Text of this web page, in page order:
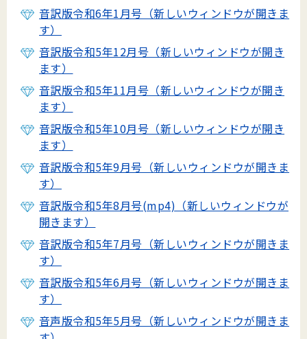
音訳版令和6年1月号（新しいウィンドウが開きま
す）
音訳版令和5年12月号（新しいウィンドウが開き
ます）
音訳版令和5年11月号（新しいウィンドウが開き
ます）
音訳版令和5年10月号（新しいウィンドウが開き
ます）
音訳版令和5年9月号（新しいウィンドウが開きま
す）
音訳版令和5年8月号(mp4)（新しいウィンドウが
開きます）
音訳版令和5年7月号（新しいウィンドウが開きま
す）
音訳版令和5年6月号（新しいウィンドウが開きま
す）
音声版令和5年5月号（新しいウィンドウが開きま